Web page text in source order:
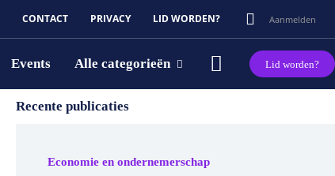
CONTACT PRIVACY LID WORDEN? Aanmelden
Events Alle categorieën Lid worden?
Recente publicaties
Economie en ondernemerschap